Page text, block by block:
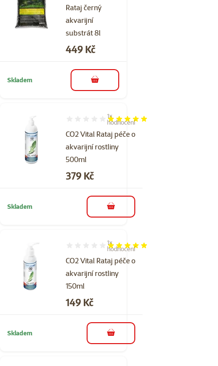
Rataj černý
akvarijní
substrát 8l
Cena
449 Kč
Skladem do košíku
CO2 Vital Rataj péče o
akvarijní rostliny
500ml
Hodnocení 100%, počet hodnocení: 1
1×
hodnocení
Cena
379 Kč
Skladem do košíku
CO2 Vital Rataj péče o
akvarijní rostliny
150ml
Hodnocení 100%, počet hodnocení: 1
1×
hodnocení
Cena
149 Kč
Skladem do košíku